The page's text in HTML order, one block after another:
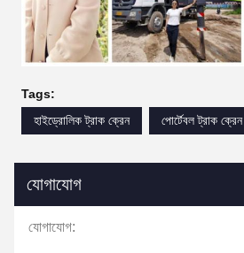
Tags:
হাইড্রোলিক ট্রাক ক্রেন
পোর্টেবল ট্রাক ক্রেন
যোগাযোগ
যোগাযোগ: